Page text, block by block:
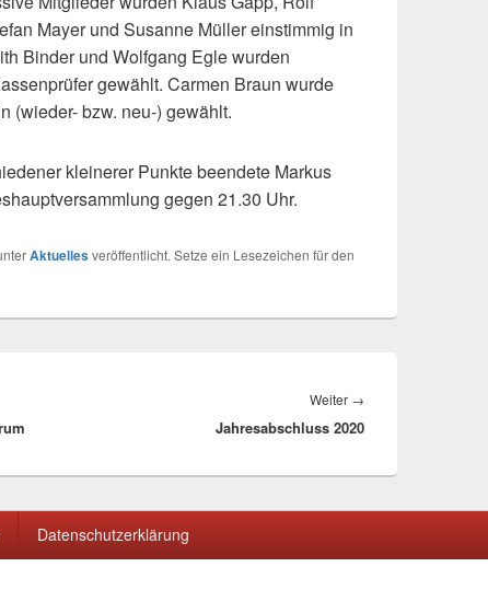
Mayer und Susanne Müller einstimmig in
Binder und Wolfgang Egle wurden
gewählt. Carmen Braun wurde
(wieder- bzw. neu-) gewählt.
kleinerer Punkte beendete Markus
gegen 21.30 Uhr.
Aktuellesveröffentlicht. Setze ein Lesezeichen für den
Weiter →
Beitrag:
Jahresabschluss 2020
Datenschutzerklärung